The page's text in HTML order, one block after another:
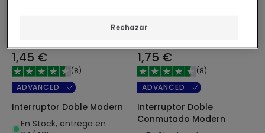
1,45 €
(8)
ADVANCED
Interruptor Doble Modern
En Stock, entrega en
1,75 €
(8)
ADVANCED
Interruptor Doble
Conmutado Modern
Rechazar